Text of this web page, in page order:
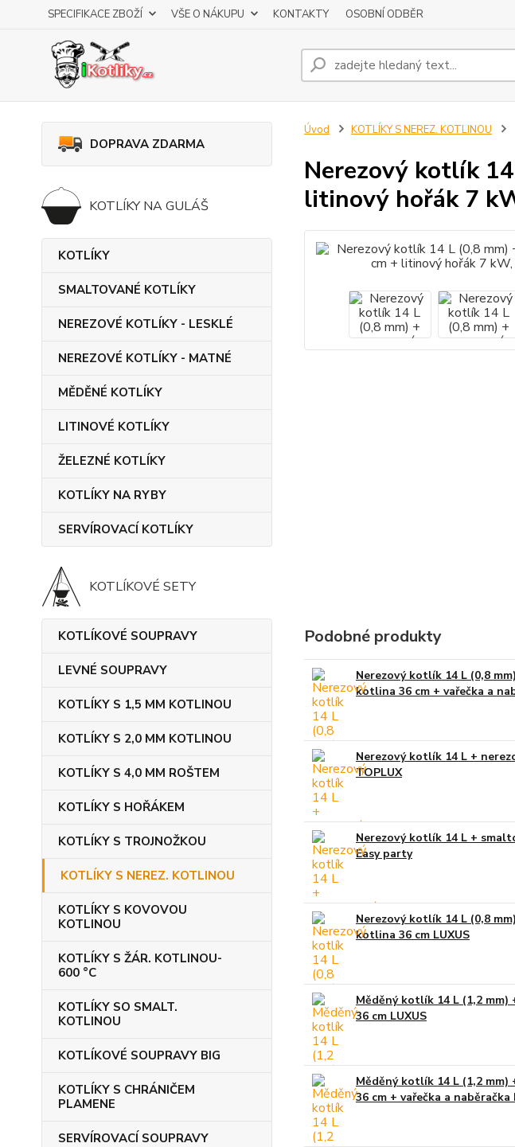
SPECIFIKACE ZBOŽÍ VŠE O NÁKUPU KONTAKTY OSOBNÍ ODBĚR
DOPRAVA ZDARMA
KOTLÍKY NA GULÁŠ
KOTLÍKY
SMALTOVANÉ KOTLÍKY
NEREZOVÉ KOTLÍKY - LESKLÉ
NEREZOVÉ KOTLÍKY - MATNÉ
MĚDĚNÉ KOTLÍKY
LITINOVÉ KOTLÍKY
ŽELEZNÉ KOTLÍKY
KOTLÍKY NA RYBY
SERVÍROVACÍ KOTLÍKY
KOTLÍKOVÉ SETY
KOTLÍKOVÉ SOUPRAVY
LEVNÉ SOUPRAVY
KOTLÍKY S 1,5 MM KOTLINOU
KOTLÍKY S 2,0 MM KOTLINOU
KOTLÍKY S 4,0 MM ROŠTEM
KOTLÍKY S HOŘÁKEM
KOTLÍKY S TROJNOŽKOU
KOTLÍKY S NEREZ. KOTLINOU
KOTLÍKY S KOVOVOU
KOTLINOU
KOTLÍKY S ŽÁR. KOTLINOU-
600 °C
KOTLÍKY SO SMALT.
KOTLINOU
KOTLÍKOVÉ SOUPRAVY BIG
KOTLÍKY S CHRÁNIČEM
PLAMENE
SERVÍROVACÍ SOUPRAVY
Úvod KOTLÍKY S NEREZ. KOTLINOU
Nerezový kotlík
litinový hořák 7
Podobné produkty
Nerezový kotlík 14 L (0,8
kotlina 36 cm + vařečka a
Nerezový kotlík 14 L +
TOPLUX
Nerezový kotlík 14 L +
Easy party
Nerezový kotlík 14 L (0,8
kotlina 36 cm LUXUS
Měděný kotlík 14 L (1,2
36 cm LUXUS
Měděný kotlík 14 L (1,2
36 cm + vařečka a naběračka